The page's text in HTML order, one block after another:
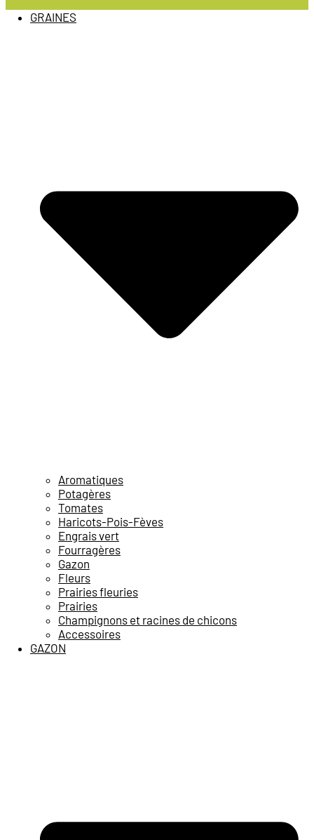
GRAINES
Aromatiques
Potagères
Tomates
Haricots-Pois-Fèves
Engrais vert
Fourragères
Gazon
Fleurs
Prairies fleuries
Prairies
Champignons et racines de chicons
Accessoires
GAZON